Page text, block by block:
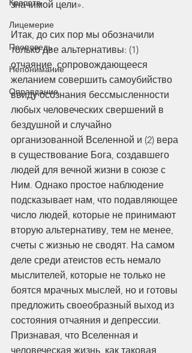
Красота
Лицемерие
Проповедь
Непонимание
Оправдание
значимой цели».
Итак, до сих пор мы обозначили
только две альтернативы: (1)
отчаяние, сопровождающееся
желанием совершить самоубийство
ввиду осознания бессмысленности
любых человеческих свершений в
бездушной и случайно
организованной Вселенной и (2) вера
в существование Бога, создавшего
людей для вечной жизни в союзе с
Ним. Однако простое наблюдение
подсказывает нам, что подавляющее
число людей, которые не принимают
вторую альтернативу, тем не менее,
счеты с жизнью не сводят. На самом
деле среди атеистов есть немало
мыслителей, которые не только не
боятся мрачных мыслей, но и готовы
предложить своеобразный выход из
состояния отчаяния и депрессии.
Признавая, что Вселенная и
человеческая жизнь, как таковая,